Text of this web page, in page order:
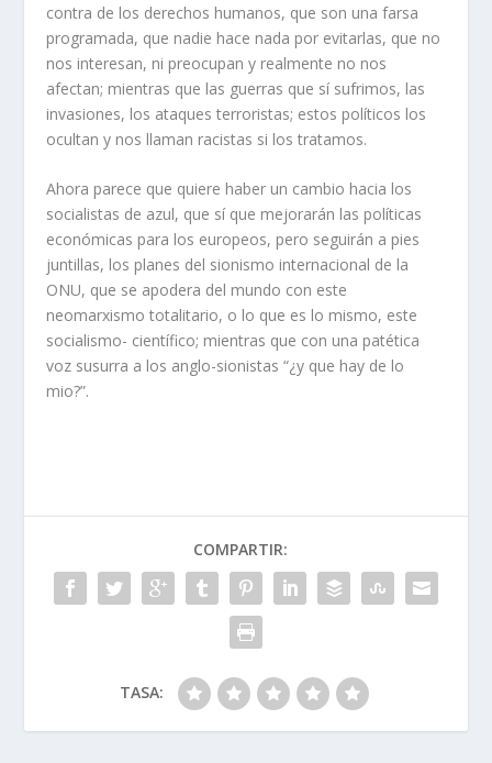
contra de los derechos humanos, que son una farsa
programada, que nadie hace nada por evitarlas, que no
nos interesan, ni preocupan y realmente no nos
afectan; mientras que las guerras que sí sufrimos, las
invasiones, los ataques terroristas; estos políticos los
ocultan y nos llaman racistas si los tratamos.
Ahora parece que quiere haber un cambio hacia los
socialistas de azul, que sí que mejorarán las políticas
económicas para los europeos, pero seguirán a pies
juntillas, los planes del sionismo internacional de la
ONU, que se apodera del mundo con este
neomarxismo totalitario, o lo que es lo mismo, este
socialismo- científico; mientras que con una patética
voz susurra a los anglo-sionistas “¿y que hay de lo
mio?”.
COMPARTIR:
TASA: